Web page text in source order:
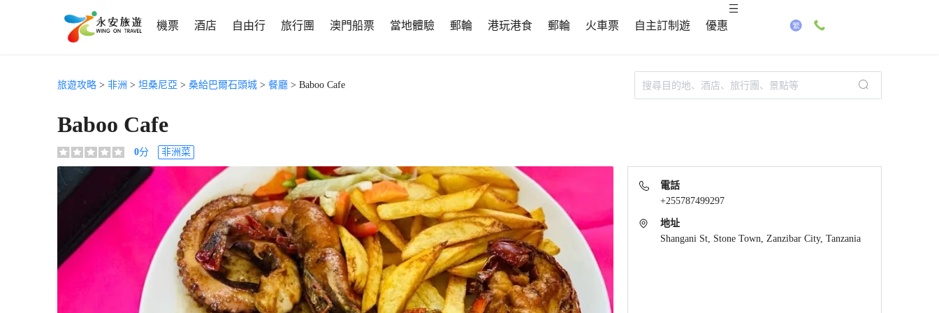
機票 酒店 自由行 旅行團 澳門船票 當地體驗 郵輪 港玩港食 郵輪 火車票 自主訂制遊 優惠
旅遊攻略 > 非洲 > 坦桑尼亞 > 桑給巴爾石頭城 > 餐廳 > Baboo Cafe
Baboo Cafe
0分 非洲菜
電話
+255787499297
地址
Shangani St, Stone Town, Zanzibar City, Tanzania